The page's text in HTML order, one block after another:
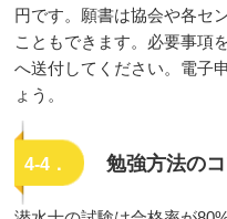
円です。願書は協会や各セ
こともできます。必要事項
へ送付してください。電子
ょう。
4-4． 勉強方法の